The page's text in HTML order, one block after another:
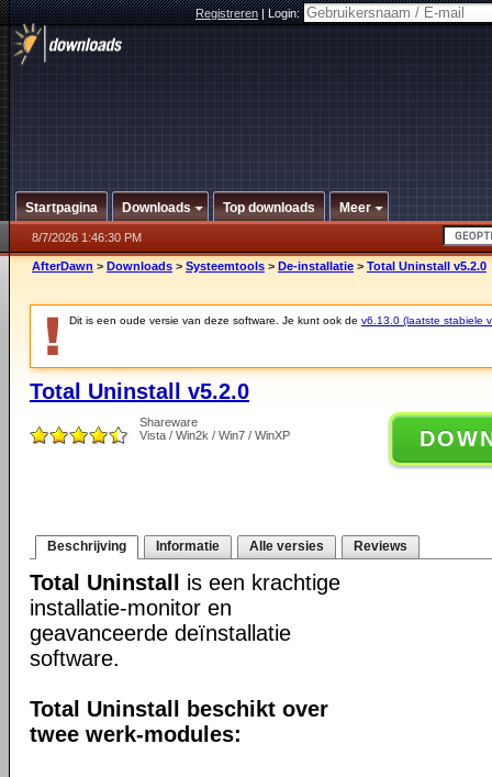
Registreren|Login:
Startpagina Downloads Top downloads Meer
8/7/2026 1:46:30 PM
AfterDawn > Downloads > Systeemtools > De-installatie > Total Uninstall v5.2.0
Dit is een oude versie van deze software. Je kunt ook de v6.13.0 (laatste stabiele
Total Uninstall v5.2.0
Shareware
Vista / Win2k / Win7 / WinXP
Beschrijving Informatie Alle versies Reviews
Total Uninstall
is een krachtige
installatie-monitor en
geavanceerde deïnstallatie
software.
Total Uninstall beschikt over
twee werk-modules: